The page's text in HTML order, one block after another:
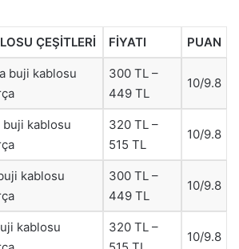
ÇEŞİTLERİ FİYATI PUAN
buji kablosu
300 TL –
449 TL
10/9.8
buji kablosu
320 TL –
515 TL
10/9.8
kablosu
300 TL –
449 TL
10/9.8
kablosu
320 TL –
10/9.8